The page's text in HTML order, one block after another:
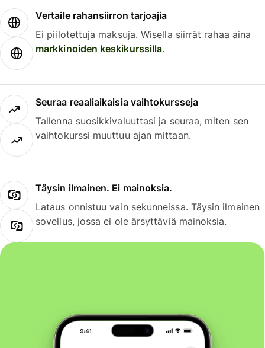
Vertaile rahansiirron tarjoajia
Ei piilotettuja maksuja. Wisella siirrät rahaa aina
markkinoiden keskikurssilla.
Seuraa reaaliaikaisia vaihtokursseja
Tallenna suosikkivaluuttasi ja seuraa, miten sen
vaihtokurssi muuttuu ajan mittaan.
Täysin ilmainen. Ei mainoksia.
Lataus onnistuu vain sekunneissa. Täysin ilmainen
sovellus, jossa ei ole ärsyttäviä mainoksia.